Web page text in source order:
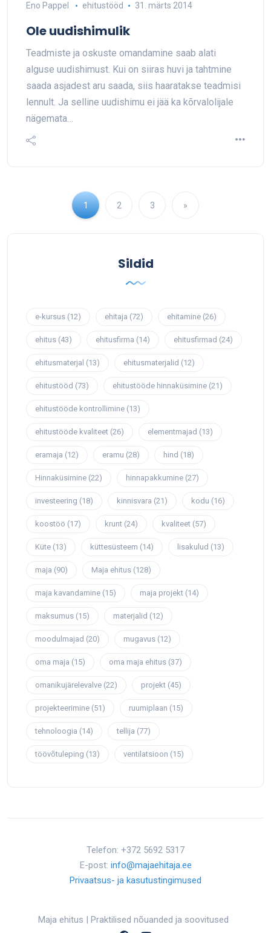
Eno Pappel ehitustööd 31. märts 2014
Ole uudishimulik
Teadmiste ja oskuste omandamine saab alati
alguse uudishimust. Kui on siiras huvi ja tahtmine
saada asjadest aru saada, siis haaratakse teadmisi
lennult. Ja selline uudishimu ei jää ka kõrvalolijale
nägemata…
1 2 3 »
Sildid
e-kursus (12) ehitaja (72) ehitamine (26)
ehitus (43) ehitusfirma (14) ehitusfirmad (24)
ehitusmaterjal (13) ehitusmaterjalid (12)
ehitustööd (73) ehitustööde hinnaküsimine (21)
ehitustööde kontrollimine (13)
ehitustööde kvaliteet (26) elementmajad (13)
eramaja (12) eramu (28) hind (18)
Hinnaküsimine (22) hinnapakkumine (27)
investeering (18) kinnisvara (21) kodu (16)
koostöö (17) krunt (24) kvaliteet (57)
Küte (13) küttesüsteem (14) lisakulud (13)
maja (90) Maja ehitus (128)
maja kavandamine (15) maja projekt (14)
maksumus (15) materjalid (12)
moodulmajad (20) mugavus (12)
oma maja (15) oma maja ehitus (37)
omanikujärelevalve (22) projekt (45)
projekteerimine (51) ruumiplaan (15)
tehnoloogia (14) tellija (77)
töövõtuleping (13) ventilatsioon (15)
Telefon: +372 5692 5317
E-post: info@majaehitaja.ee
Privaatsus- ja kasutustingimused
Maja ehitus | Praktilised nõuanded ja soovitused